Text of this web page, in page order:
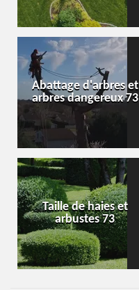
Abattage d'arbres et
arbres dangereux 73
Taille de haies et
arbustes 73